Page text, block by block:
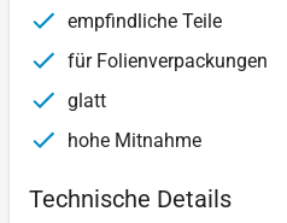
empfindliche Teile
für Folienverpackungen
glatt
hohe Mitnahme
Technische Details